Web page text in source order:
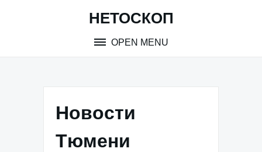
НЕТОСКОП
OPEN MENU
Новости
Тюмени